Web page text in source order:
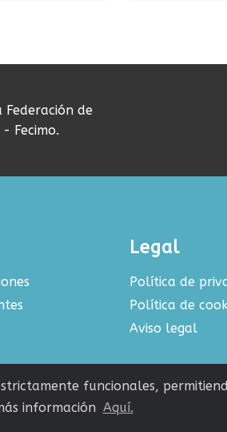
de
Fecimo.
Legal
Política de
Política de
Aviso legal
funcionales,
información Aquí.